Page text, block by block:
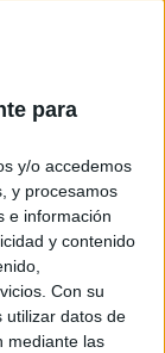
para
y/o accedemos
y procesamos
e información
y contenido
Con su
utilizar datos de
mediante las
Didier
) ha reforzado